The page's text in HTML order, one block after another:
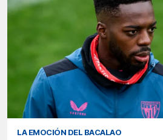
LA EMOCIÓN DEL BACALAO